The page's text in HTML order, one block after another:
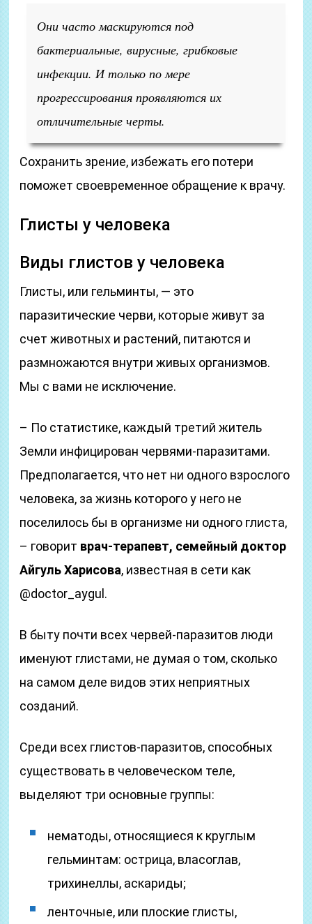
Они часто маскируются под
бактериальные, вирусные, грибковые
инфекции. И только по мере
прогрессирования проявляются их
отличительные черты.
Сохранить зрение, избежать его потери
поможет своевременное обращение к врачу.
Глисты у человека
Виды глистов у человека
Глисты, или гельминты, — это
паразитические черви, которые живут за
счет животных и растений, питаются и
размножаются внутри живых организмов.
Мы с вами не исключение.
– По статистике, каждый третий житель
Земли инфицирован червями-паразитами.
Предполагается, что нет ни одного взрослого
человека, за жизнь которого у него не
поселилось бы в организме ни одного глиста,
– говорит врач-терапевт, семейный доктор
Айгуль Харисова, известная в сети как
@doctor_aygul.
В быту почти всех червей-паразитов люди
именуют глистами, не думая о том, сколько
на самом деле видов этих неприятных
созданий.
Среди всех глистов-паразитов, способных
существовать в человеческом теле,
выделяют три основные группы:
нематоды, относящиеся к круглым
гельминтам: острица, власоглав,
трихинеллы, аскариды;
ленточные, или плоские глисты,